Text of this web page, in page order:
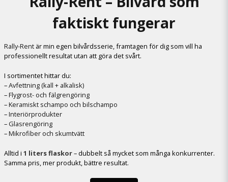
faktiskt fungerar
Rally-Rent är min egen bilvårdsserie, framtagen för dig som vill ha
professionellt resultat utan att göra det svårt.
I sortimentet hittar du:
–Avfettning (kall + alkalisk)
–Flygrost- och fälgrengöring
–Keramiskt schampo och bilschampo
–Interiörprodukter
– Glasrengöring
–Mikrofiber och skumtvätt
Alltid i 1 liters flaskor– dubbelt så mycket som många konkurrenter.
Samma pris, mer produkt, bättre resultat.